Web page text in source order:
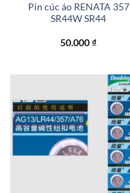
Pin cúc áo RENATA 357
SR44W SR44
50.000₫